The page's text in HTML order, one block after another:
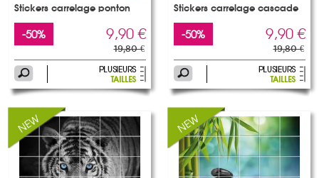
Stickers carrelage ponton
-50% 9,90 €
19,80 €
Stickers carrelage cascade
-50% 9,90 €
19,80 €